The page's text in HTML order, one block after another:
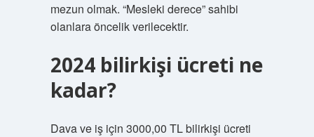
mezun olmak. “Mesleki derece” sahibi
olanlara öncelik verilecektir.
2024 bilirkişi ücreti ne
kadar?
Dava ve iş için 3000,00 TL bilirkişi ücreti